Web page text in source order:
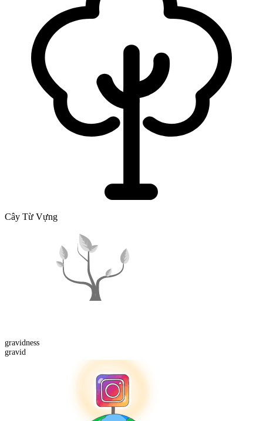
Cây Từ Vựng
gravidness
gravid